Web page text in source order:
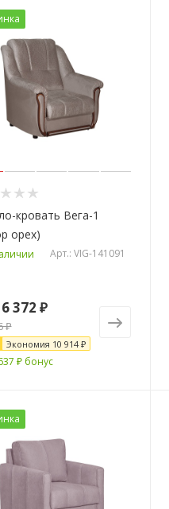
кровать Вега-1
орех)
Арт.: VIG-141091
372 ₽
₽
Экономия 10 914 ₽
₽ бонус